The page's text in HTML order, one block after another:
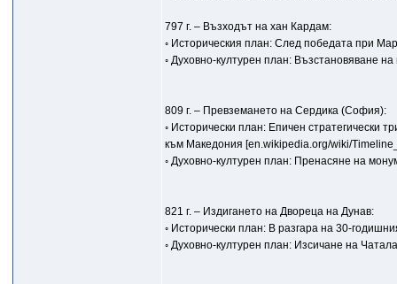
797 г. – Възходът на хан Кардам:
◦ Историческия план: След победата при
◦ Духовно-културен план: Възстановяване
809 г. – Превземането на Сердика (София):
◦ Исторически план: Епичен стратегически
към Македония [en.wikipedia.org/wiki/
◦ Духовно-културен план: Пренасяне на
821 г. – Издигането на Двореца на Дунав:
◦ Исторически план: В разгара на 30-
◦ Духовно-културен план: Изсичане на